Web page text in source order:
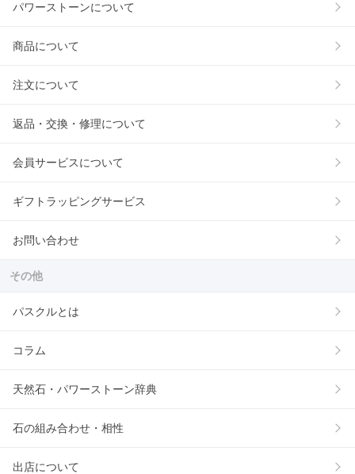
パワーストーンについて
商品について
注文について
返品・交換・修理について
会員サービスについて
ギフトラッピングサービス
お問い合わせ
その他
パスクルとは
コラム
天然石・パワーストーン辞典
石の組み合わせ・相性
出店について